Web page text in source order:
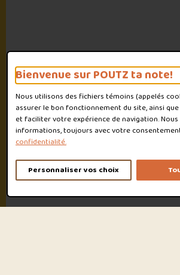
Bienvenue sur POUTZ ta note!
Nous utilisons des fichiers témoins (appelés
assurer le bon fonctionnement du site, ainsi
et faciliter votre expérience de navigation.
informations, toujours avec votre
confidentialité.
Personnaliser vos choix